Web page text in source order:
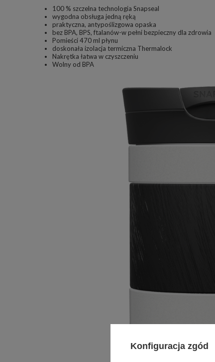
100 % szczelna technologia Snapseal
wygodna obsługa jedną ręką
praktyczna, antypoślizgowa opaska
bez BPA, BPS, ftalanów-w pełni bezpieczny dla zdrowia
Pomieści 470 ml płynu
doskonała izolacja termiczna Thermalock
Nakrętka łatwa w czyszczeniu
Wolny od BPA
Konfiguracja zgód